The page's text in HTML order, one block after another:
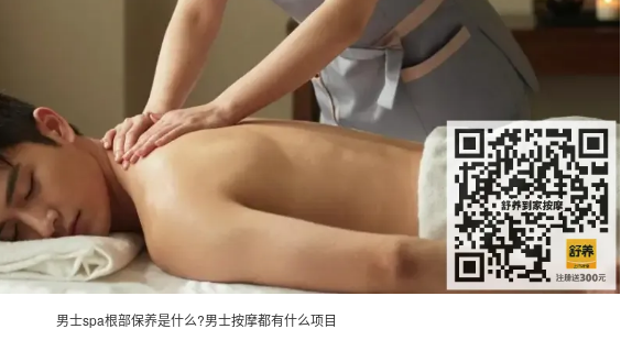
男士spa根部保养是什么?男士按摩都有什么项目